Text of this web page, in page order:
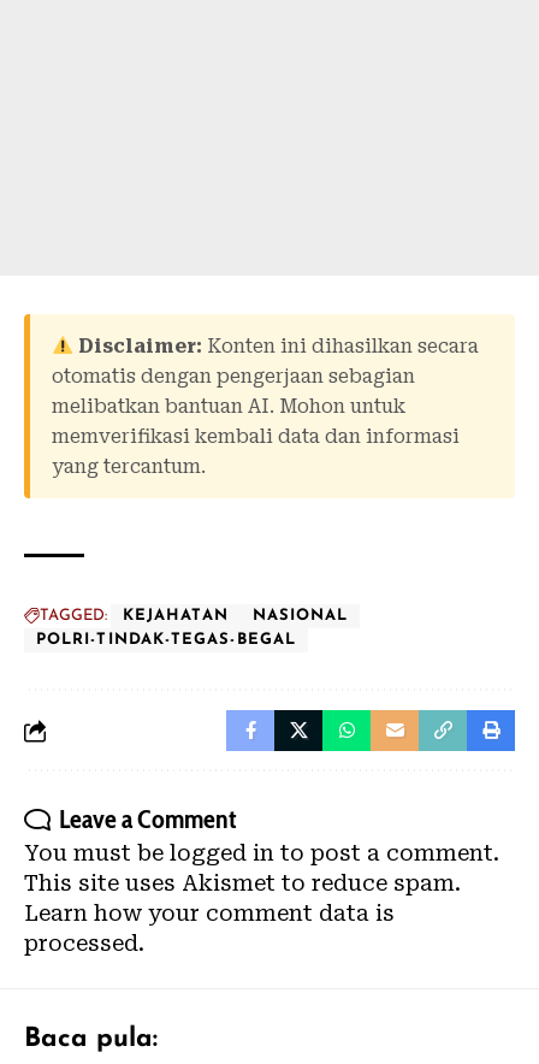
Disclaimer: Konten ini dihasilkan secara
otomatis dengan pengerjaan sebagian
melibatkan bantuan AI. Mohon untuk
memverifikasi kembali data dan informasi
yang tercantum.
TAGGED: KEJAHATAN
NASIONAL
POLRI-TINDAK-TEGAS-BEGAL
Leave a Comment
You must be logged in to post a comment.
This site uses Akismet to reduce spam.
Learn how your comment data is
processed.
Baca pula: